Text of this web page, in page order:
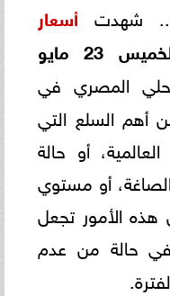
.. شهدت أسعار
الخميس 23 مايو
المصري في
أهم السلع التي
أو حالة
أو مستوي
هذه الأمور تجعل
حالة من عدم